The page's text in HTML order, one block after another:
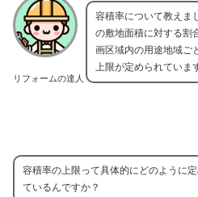
リフォームの達人
容積率について教えま
の敷地面積に対する割
画区域内の用途地域ご
上限が定められていま
容積率の上限って具体的にどのように
ているんですか？